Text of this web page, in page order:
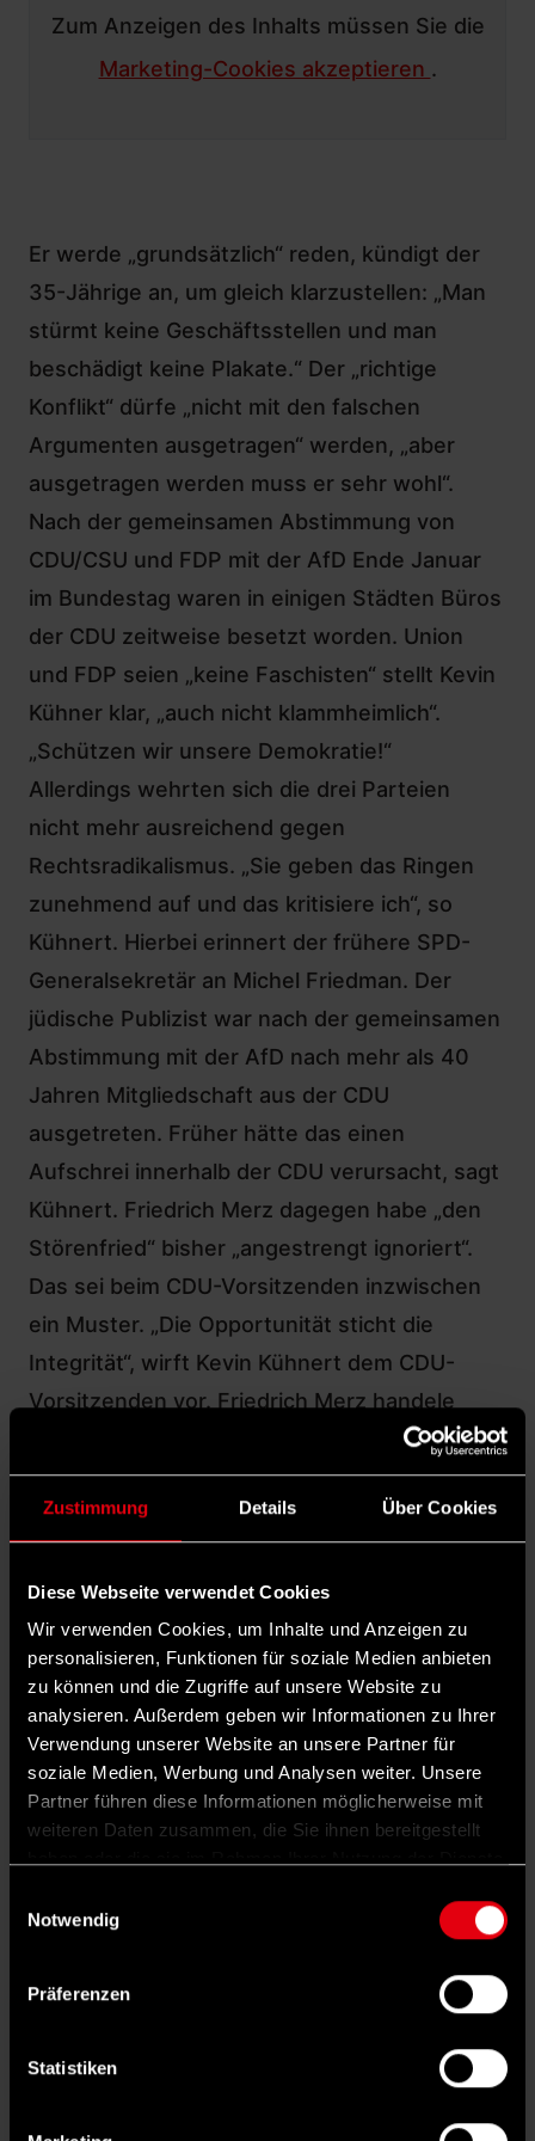
Zustimmung Details Über Cookies
Diese Webseite verwendet Cookies
Wir verwenden Cookies, um Inhalte und Anzeigen zu
personalisieren, Funktionen für soziale Medien anbieten
zu können und die Zugriffe auf unsere Website zu
analysieren. Außerdem geben wir Informationen zu Ihrer
Verwendung unserer Website an unsere Partner für
soziale Medien, Werbung und Analysen weiter. Unsere
Partner führen diese Informationen möglicherweise mit
weiteren Daten zusammen, die Sie ihnen bereitgestellt
Notwendig
Präferenzen
Statistiken
Zum Anzeigen des Inhalts müssen Sie die
Marketing-Cookies akzeptieren .
Er werde „grundsätzlich“ reden, kündigt der
35-Jährige an, um gleich klarzustellen: „Man
stürmt keine Geschäftsstellen und man
beschädigt keine Plakate.“ Der „richtige
Konflikt“ dürfe „nicht mit den falschen
Argumenten ausgetragen“ werden, „aber
ausgetragen werden muss er sehr wohl“.
Nach der gemeinsamen Abstimmung von
CDU/CSU und FDP mit der AfD Ende Januar
im Bundestag waren in einigen Städten Büros
der CDU zeitweise besetzt worden. Union
und FDP seien „keine Faschisten“ stellt Kevin
Kühner klar, „auch nicht klammheimlich“.
„Schützen wir unsere Demokratie!“
Allerdings wehrten sich die drei Parteien
nicht mehr ausreichend gegen
Rechtsradikalismus. „Sie geben das Ringen
zunehmend auf und das kritisiere ich“, so
Kühnert. Hierbei erinnert der frühere SPD-
Generalsekretär an Michel Friedman. Der
jüdische Publizist war nach der gemeinsamen
Abstimmung mit der AfD nach mehr als 40
Jahren Mitgliedschaft aus der CDU
ausgetreten. Früher hätte das einen
Aufschrei innerhalb der CDU verursacht, sagt
Kühnert. Friedrich Merz dagegen habe „den
Störenfried“ bisher „angestrengt ignoriert“.
Das sei beim CDU-Vorsitzenden inzwischen
ein Muster. „Die Opportunität sticht die
Integrität“, wirft Kevin Kühnert dem CDU-
Vorsitzenden vor. Friedrich Merz handele
nicht aus einer Überzeugung heraus, sondern
danach, was aus seiner Sicht gut bei der
Bevölkerung ankomme. „Ein Bundeskanzler,
zuvor gehört hat, ist nicht mehr als eine
Echokammer auf zwei Beinen.“ Als seine
Redezeit schon abgelaufen ist und er bereits
von Bundestagspräsidentin Bärbel Bas
ermahnt wurde, appelliert Kühnert noch an
die Abgeordneten: „Schützen wir das, was wir
lieben! Schützen wir unsere Demokratie!“
Standing Ovations von SPD und Grünen
Während der drei Minuten, die Kevin Kühnert
spricht, blickt Friedrich Merz die meiste Zeit
regungslos zu Boden. Mindestens einmal
muss er schlucken. Ganz anders dagegen bei
den Fraktionen von SPD und Grünen. Von hier
Kühnert das Redepult verlässt, stehen die